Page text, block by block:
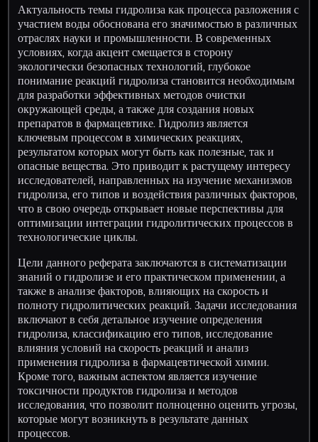
Актуальность темы гидролиза как процесса разложения с
участием воды обоснована его значимостью в различных
отраслях науки и промышленности. В современных
условиях, когда акцент смещается в сторону
экологически безопасных технологий, глубокое
понимание реакций гидролиза становится необходимым
для разработки эффективных методов очистки
окружающей среды, а также для создания новых
препаратов в фармацевтике. Гидролиз является
ключевым процессом в химических реакциях,
результатом которых могут быть как полезные, так и
опасные вещества. Это приводит к растущему интересу
исследователей, направленных на изучение механизмов
гидролиза, его типов и воздействия различных факторов,
что в свою очередь открывает новые перспективы для
оптимизации интеграции гидролитических процессов в
технологические циклы.
Цели данного реферата заключаются в систематизации
знаний о гидролизе и его практическом применении, а
также в анализе факторов, влияющих на скорость и
полноту гидролитических реакций. Задачи исследования
включают в себя детальное изучение определения
гидролиза, классификацию его типов, исследование
влияния условий на скорость реакций и анализ
применения гидролиза в фармацевтической химии.
Кроме того, важным аспектом является изучение
токсичности продуктов гидролиза и методов
исследования, что позволит полноценно оценить угрозы,
которые могут возникнуть в результате данных
процессов.